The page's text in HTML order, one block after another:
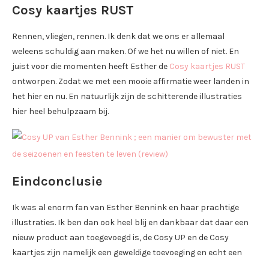
Cosy kaartjes RUST
Rennen, vliegen, rennen. Ik denk dat we ons er allemaal
weleens schuldig aan maken. Of we het nu willen of niet. En
juist voor die momenten heeft Esther de Cosy kaartjes RUST
ontworpen. Zodat we met een mooie affirmatie weer landen in
het hier en nu. En natuurlijk zijn de schitterende illustraties
hier heel behulpzaam bij.
Eindconclusie
Ik was al enorm fan van Esther Bennink en haar prachtige
illustraties. Ik ben dan ook heel blij en dankbaar dat daar een
nieuw product aan toegevoegd is, de Cosy UP en de Cosy
kaartjes zijn namelijk een geweldige toevoeging en echt een